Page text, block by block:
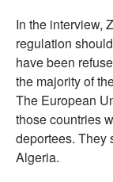
In the interview,
regulation
have been
the majority of
The European
those countries
deportees. They
Algeria.